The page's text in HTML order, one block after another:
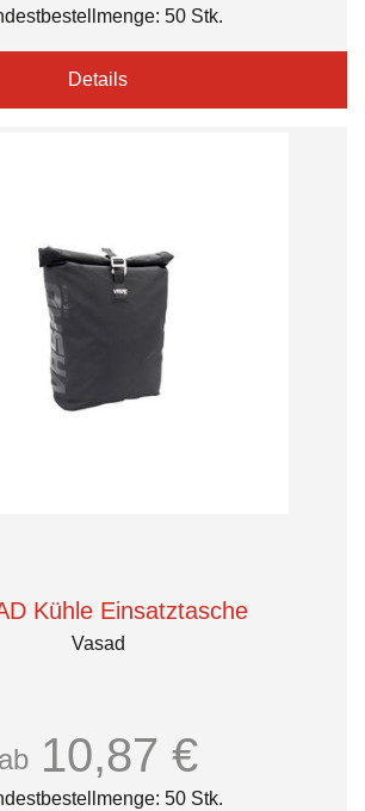
50 Stk.
Details
Kühle Einsatztasche
Vasad
ab 10,87 €
50 Stk.